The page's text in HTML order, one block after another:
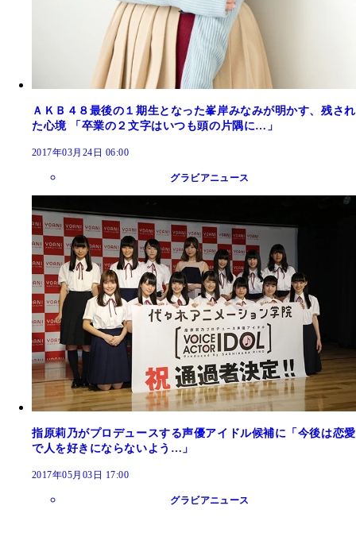
ＡＫＢ４８最後の１期生となった峯岸みなみが明かす、残され
た心境 「卒業の２文字はいつも頭の片隅に…」
2017年03月24日 06:00
グラビアニュース
指原莉乃がプロデュースする声優アイドル候補に「今後は恋愛
で人を好きにならないよう…」
2017年05月03日 17:00
グラビアニュース